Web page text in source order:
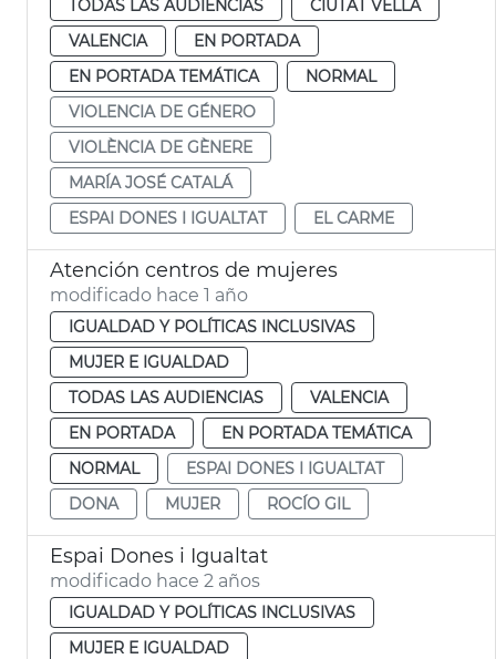
TODAS LAS AUDIENCIAS
CIUTAT VELLA
VALENCIA
EN PORTADA
EN PORTADA TEMÁTICA
NORMAL
VIOLENCIA DE GÉNERO
VIOLÈNCIA DE GÈNERE
MARÍA JOSÉ CATALÁ
ESPAI DONES I IGUALTAT
EL CARME
Atención centros de mujeres
modificado hace 1 año
IGUALDAD Y POLÍTICAS INCLUSIVAS
MUJER E IGUALDAD
TODAS LAS AUDIENCIAS
VALENCIA
EN PORTADA
EN PORTADA TEMÁTICA
NORMAL
ESPAI DONES I IGUALTAT
DONA
MUJER ROCÍO GIL
Espai Dones i Igualtat
modificado hace 2 años
IGUALDAD Y POLÍTICAS INCLUSIVAS
MUJER E IGUALDAD